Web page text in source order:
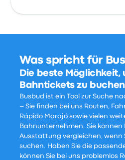
Was spricht für
Die beste Möglichkeit,
Bahntickets zu buchen
Busbud ist ein Tool zur Suche
– Sie finden bei uns Routen,
Rápido Marajó sowie vielen
Bahnunternehmen. Sie können
Ausstattung vergleichen, wenn
suchen. Haben Sie die
können Sie bei uns problemlos